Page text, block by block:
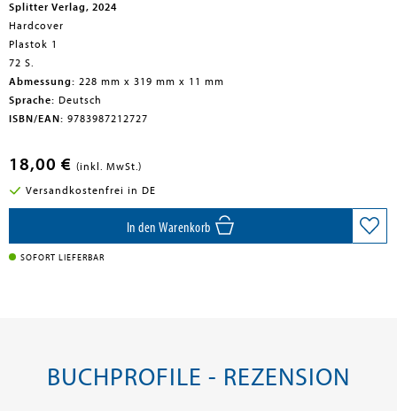
Splitter Verlag, 2024
Hardcover
Plastok 1
72 S.
Abmessung: 228 mm x 319 mm x 11 mm
Sprache: Deutsch
ISBN/EAN: 9783987212727
18,00 € (inkl. MwSt.)
Versandkostenfrei in DE
In den Warenkorb
SOFORT LIEFERBAR
BUCHPROFILE - REZENSION